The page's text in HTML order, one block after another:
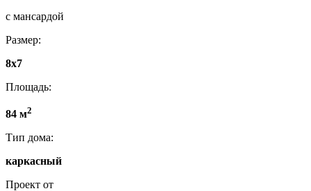
с мансардой
Размер:
8x7
Площадь:
84 м2
Тип дома:
каркасный
Проект от